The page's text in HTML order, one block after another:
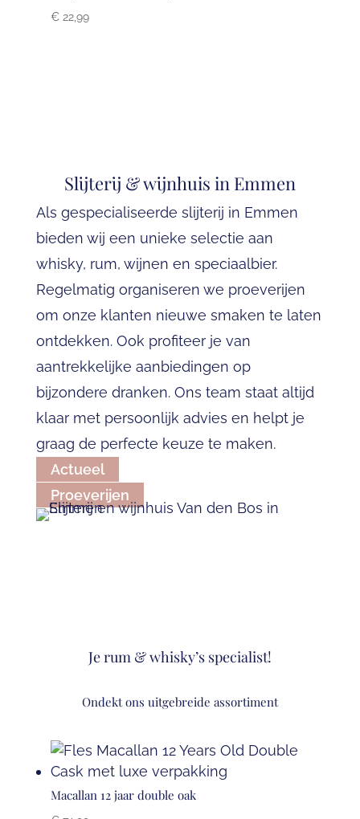
€22,99
Slijterij & wijnhuis in Emmen
Als gespecialiseerde slijterij in Emmen
bieden wij een unieke selectie aan
whisky, rum, wijnen en speciaalbier.
Regelmatig organiseren we proeverijen
om onze klanten nieuwe smaken te laten
ontdekken. Ook profiteer je van
aantrekkelijke aanbiedingen op
bijzondere dranken. Ons team staat altijd
klaar met persoonlijk advies en helpt je
graag de perfecte keuze te maken.
Actueel
Proeverijen
Je rum & whisky’s specialist!
Ondekt ons uitgebreide assortiment
Macallan 12 jaar double oak